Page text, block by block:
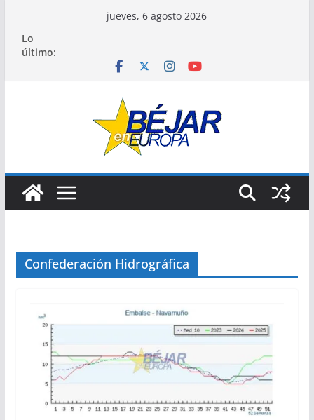
contenido
jueves, 6 agosto 2026
Lo
último:
Confederación Hidrográfica